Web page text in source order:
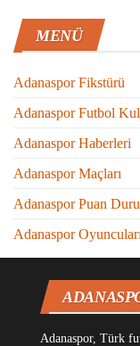
MENÜ
Adanaspor Fikstürü
Adanaspor Futbol
Adanaspor Haberleri
Adanaspor Maçları
Adanaspor Puan
Adanaspor Oyuncuları
Adanaspor, Türk